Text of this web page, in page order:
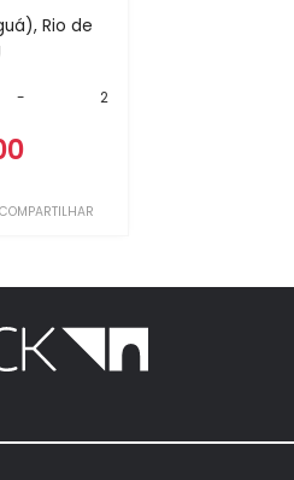
Rio de
- 2
COMPARTILHAR